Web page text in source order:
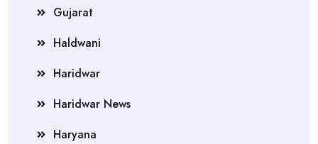
Gujarat
Haldwani
Haridwar
Haridwar News
Haryana